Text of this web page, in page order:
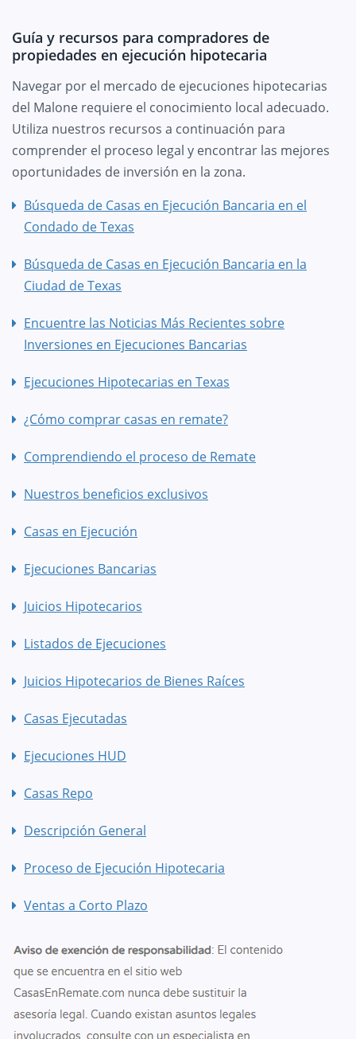
Guía y recursos para compradores de
propiedades en ejecución hipotecaria
Navegar por el mercado de ejecuciones hipotecarias
del Malone requiere el conocimiento local adecuado.
Utiliza nuestros recursos a continuación para
comprender el proceso legal y encontrar las mejores
oportunidades de inversión en la zona.
Búsqueda de Casas en Ejecución Bancaria en el
Condado de Texas
Búsqueda de Casas en Ejecución Bancaria en la
Ciudad de Texas
Encuentre las Noticias Más Recientes sobre
Inversiones en Ejecuciones Bancarias
Ejecuciones Hipotecarias en Texas
¿Cómo comprar casas en remate?
Comprendiendo el proceso de Remate
Nuestros beneficios exclusivos
Casas en Ejecución
Ejecuciones Bancarias
Juicios Hipotecarios
Listados de Ejecuciones
Juicios Hipotecarios de Bienes Raíces
Casas Ejecutadas
Ejecuciones HUD
Casas Repo
Descripción General
Proceso de Ejecución Hipotecaria
Ventas a Corto Plazo